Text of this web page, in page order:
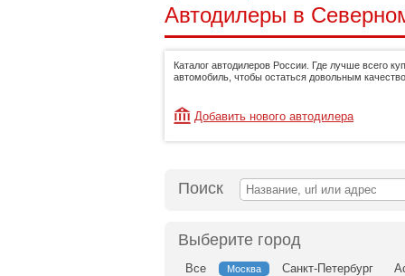
Автодилеры в
Каталог автодилеров России. Где лучше всего
автомобиль, чтобы остаться довольным
Добавить нового автодилера
Поиск
Выберите город
Все Москва Санкт-Петербург